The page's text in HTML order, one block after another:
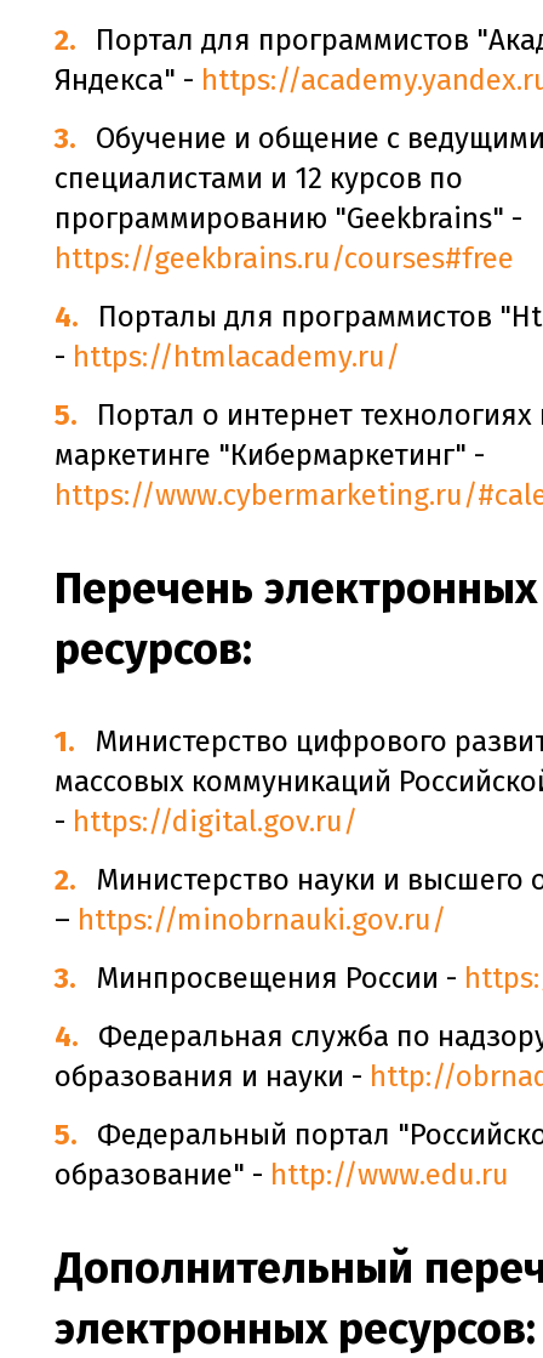
Портал для программистов
Яндекса" - https://
Обучение и общение с
специалистами и 12 курсов по
программированию "Geekbrains" -
https://geekbrains.ru/courses#free
Порталы для программистов
- https://htmlacademy.ru/
Портал о интернет технологиях
маркетинге "Кибермаркетинг" -
https://www.cybermarketing.ru/
Перечень электронных
ресурсов:
Министерство цифрового
массовых коммуникаций
- https://digital.gov.ru/
Министерство науки и высшего
– https://minobrnauki.gov.ru/
Минпросвещения России -
Федеральная служба по
образования и науки - http://
Федеральный портал
образование" - http://www.edu.ru
Дополнительный
электронных ресурсов: